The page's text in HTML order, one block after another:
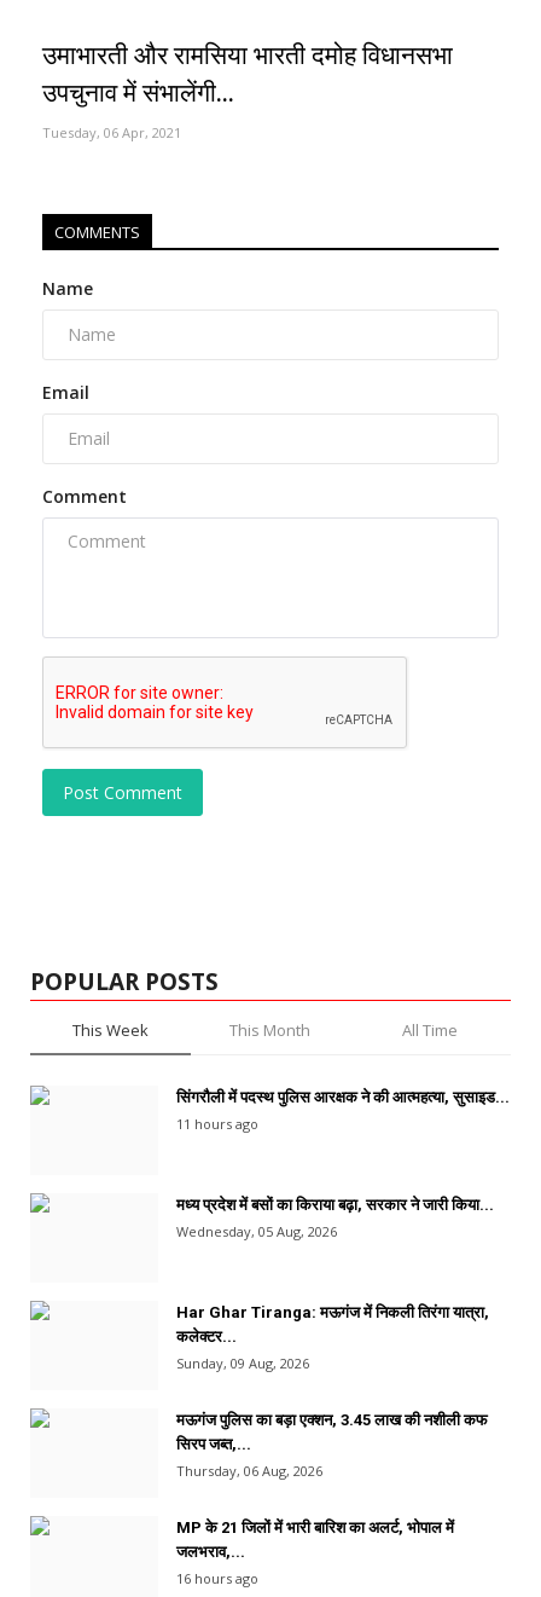
उमाभारती और रामसिया भारती दमोह विधानसभा
उपचुनाव में संभालेंगी...
Tuesday, 06 Apr, 2021
COMMENTS
Name
Email
Comment
Post Comment
POPULAR POSTS
This Week This Month All Time
सिंगरौली में पदस्थ पुलिस आरक्षक ने की आत्महत्या, सुसाइड...
11 hours ago
मध्य प्रदेश में बसों का किराया बढ़ा, सरकार ने जारी किया...
Wednesday, 05 Aug, 2026
Har Ghar Tiranga: मऊगंज में निकली तिरंगा यात्रा,
कलेक्टर...
Sunday, 09 Aug, 2026
मऊगंज पुलिस का बड़ा एक्शन, 3.45 लाख की नशीली कफ
सिरप जब्त,...
Thursday, 06 Aug, 2026
MP के 21 जिलों में भारी बारिश का अलर्ट, भोपाल में
जलभराव,...
16 hours ago